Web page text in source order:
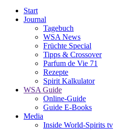
Start
Journal
Tagebuch
WSA News
Früchte Special
Tipps & Crossover
Parfum de Vie 71
Rezepte
Spirit Kalkulator
WSA Guide
Online-Guide
Guide E-Books
Media
Inside World-Spirits tv